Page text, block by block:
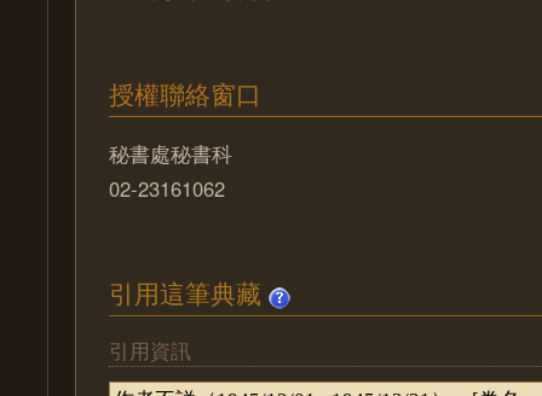
授權聯絡窗口
秘書處秘書科
02-23161062
引用這筆典藏
引用資訊